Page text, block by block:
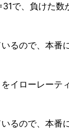
で、負けた
るので、本番
イローレーテ
るので、本番